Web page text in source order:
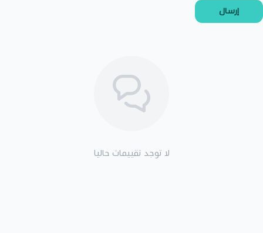
إرسال
لا توجد تقييمات حاليا